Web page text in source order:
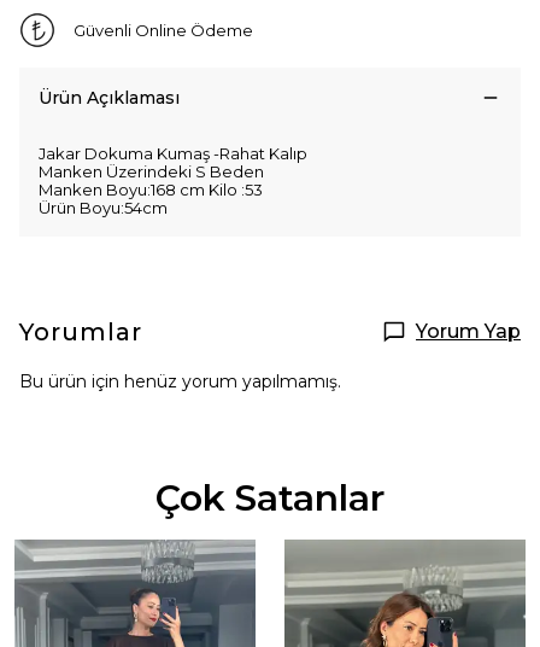
Güvenli Online Ödeme
Ürün Açıklaması
Jakar Dokuma Kumaş -Rahat Kalıp
Manken Üzerindeki S Beden
Manken Boyu:168 cm Kilo :53
Ürün Boyu:54cm
Yorumlar Yorum Yap
Bu ürün için henüz yorum yapılmamış.
Çok Satanlar